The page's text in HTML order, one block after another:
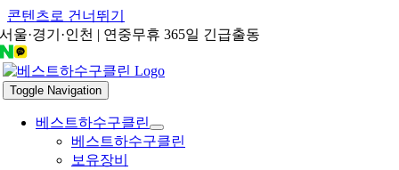
콘텐츠로 건너뛰기
서울·경기·인천 | 연중무휴 365일 긴급출동
Toggle Navigation
베스트하수구클린
베스트하수구클린
보유장비